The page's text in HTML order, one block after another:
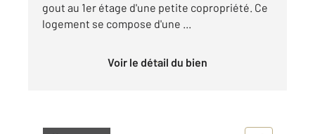
gout au 1er étage d'une petite copropriété. Ce
logement se compose d'une ...
Voir le détail du bien